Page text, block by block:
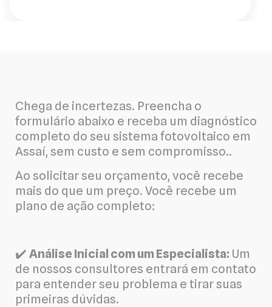
Chega de incertezas. Preencha o
formulário abaixo e receba um diagnóstico
completo do seu sistema fotovoltaico em
Assaí, sem custo e sem compromisso..
Ao solicitar seu orçamento, você recebe
mais do que um preço. Você recebe um
plano de ação completo:
✔️ Análise Inicial com um Especialista: Um
de nossos consultores entrará em contato
para entender seu problema e tirar suas
primeiras dúvidas.